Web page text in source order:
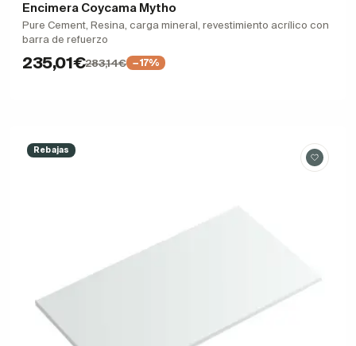
Encimera Coycama Mytho
Pure Cement, Resina, carga mineral, revestimiento acrílico con
barra de refuerzo
235,01€283,14€ −17%
Rebajas